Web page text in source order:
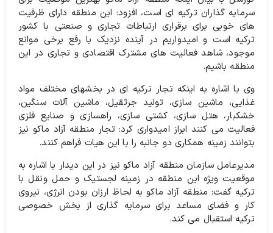
سرمایه گذاران ترکیه ای است، افزود: این منطقه دارای ظرفیت
های خوبی برای برقراری ارتباطات تجاری و صنعتی با کشور
ترکیه است و امیدواریم در آینده نزدیک با رفع برخی موانع
موجود، شاهد فعالیت های مشترک اقتصادی و تجاری در این
منطقه باشیم.
وی با اشاره به اینکه تجار ترکیه ای در بخشهای مختلف مواد
غذایی، ماشین سازی، تولید جرثقیل، ماشین آلات سنگین،
خشکبار، هتل سازی، کشتی سازی، راهسازی و صنایع فلزی
فعالیت می کنند ابراز امیدواری کرد: تجار منطقه آزاد ماکو نیز
بتوانند زمینه همکاری دو جانبه را با این هیات فراهم کنند.
مدیرعامل سازمان منطقه آزاد ماکو نیز در این دیدار با اشاره به
موقعیت ویژه این منطقه در زمینه لجستیک و حمل ونقل با
ترکیه گفت: منطقه آزاد ماکو به لحاظ ارزان بودن انرژی، نیروی
کار و فضای مساعد برای سرمایه گذاری از بخش خصوصی
ترکیه استقبال می کند.